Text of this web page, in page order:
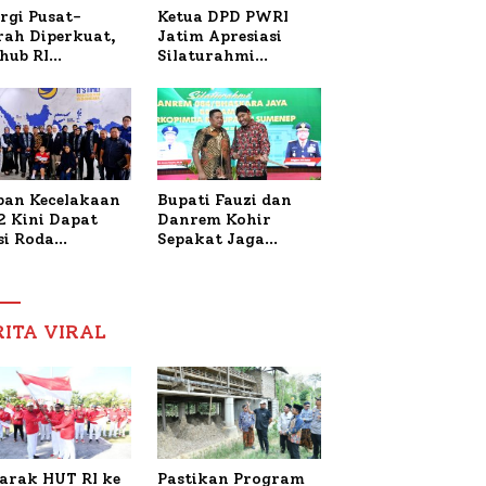
Pusat-
Diperkuat,
RI
Bahas
KM
Sentosa II
Ketua DPD PWRI
Jatim Apresiasi
Silaturahmi
dan PWRI, Sebut
Kemitraan Ideal
Polri-Pers
Kecelakaan
Kini Dapat
Roda
Nabil
Bupati Fauzi dan
Danrem Kohir
Sepakat Jaga
VIRAL
HUT RI ke
Pastikan Program